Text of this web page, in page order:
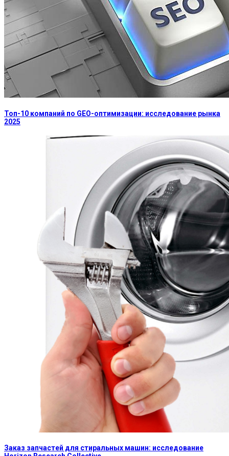
Топ-10 компаний по GEO-оптимизации: исследование рынка
2025
Заказ запчастей для стиральных машин: исследование